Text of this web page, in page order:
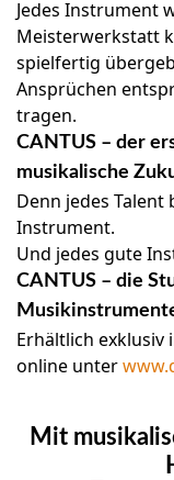
Jedes Instrument
Meisterwerkstatt
spielfertig
Ansprüchen
tragen.
CANTUS – der
musikalische
Denn jedes
Instrument.
Und jedes gute
CANTUS – die
Erhältlich exklusiv
online unter
Mit